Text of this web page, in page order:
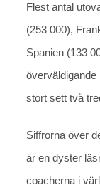
Flest antal
(253 000),
Spanien (133
överväldigande
stort sett två
Siffrorna över
är en dyster
coacherna i